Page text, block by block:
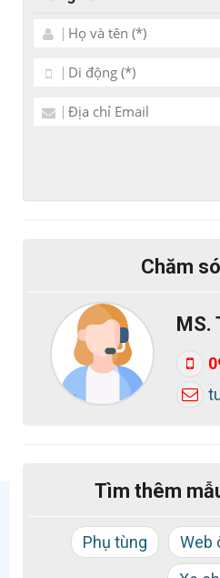
Chăm
MS.
Tìm thêm
Phụ tùng Web